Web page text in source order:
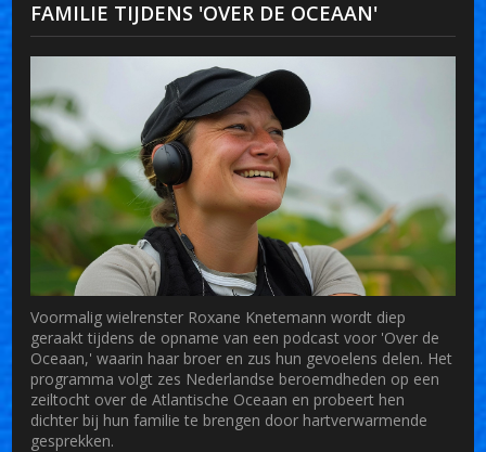
FAMILIE TIJDENS 'OVER DE OCEAAN'
Voormalig wielrenster Roxane Knetemann wordt diep
geraakt tijdens de opname van een podcast voor 'Over de
Oceaan,' waarin haar broer en zus hun gevoelens delen. Het
programma volgt zes Nederlandse beroemdheden op een
zeiltocht over de Atlantische Oceaan en probeert hen
dichter bij hun familie te brengen door hartverwarmende
gesprekken.